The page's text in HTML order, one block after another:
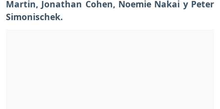
Martin, Jonathan Cohen, Noemie Nakai y Peter
Simonischek.